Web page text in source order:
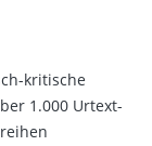
kritische
1.000 Urtext-